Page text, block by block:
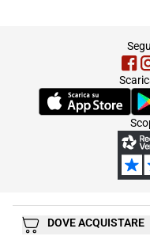
(Si apre in una
DOVE ACQUISTARE